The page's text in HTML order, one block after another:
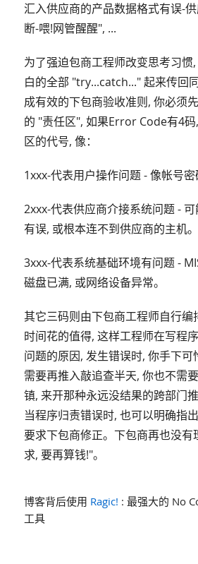
汇入供应商的产品数据格式有误-
断-喂!网管醒醒", ...
为了强迫包商工程师改变思考习惯
白的全部 "try...catch..." 起来传回
成有效的下包商验收准则, 你必须
的 "责任区", 如果Error Code有4
区的代号, 像：
1xxx-代表用户操作问题 - 像帐号密
2xxx-代表供应商介接系统问题 -
有误, 或根本连不到供应商的主机。
3xxx-代表系统基础环境有问题 -
磁盘已满, 或网络设备异常。
其它三码则由下包商工程师自行编
时间花的值得, 这样工程师在写程
问题的原因, 发生错误时, 你手下
需要再推入敲追查半天, 你也不需
镇, 来开那种永远没结果的跨部门
当程序归责错误时, 也可以明确指
要求下包商修正。下包商再也没有
求, 要再算钱!"。
博客背后使用 Ragic! : 最强大的 No
工具